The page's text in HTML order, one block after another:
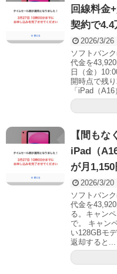
回線料金
契約で4.4
2026/3/26
ソフトバン
代金を
日（金）
開時点で残
「iPad（
【間もな
iPad（
が月1,150
2026/3/20
ソフトバン
代金を
る。キャン
で。 キャン
い128GBモ
返却すると...